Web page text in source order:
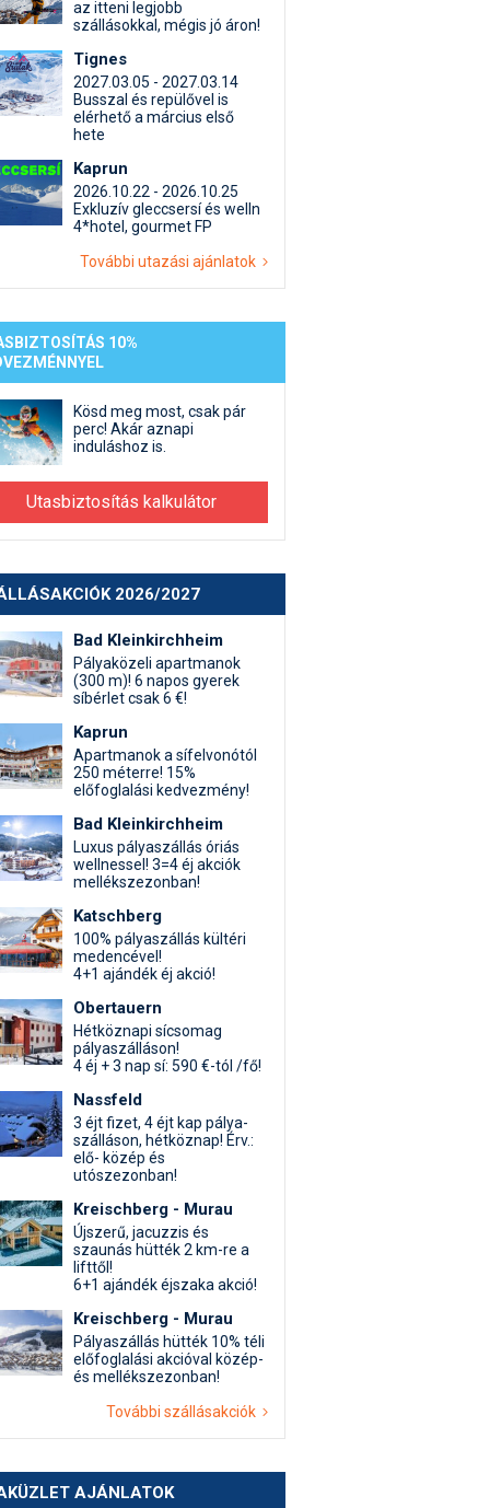
Termékkereső
egyéb síeléshez kapcsolódó téma
kapcsolatos kérdések és válaszok
beszélgetések
az itteni legjobb
szállásokkal, mégis jó áron!
Tignes
2027.03.05 - 2027.03.14
Busszal és repülővel is
elérhető a március első
hete
Kaprun
2026.10.22 - 2026.10.25
Exkluzív gleccsersí és welln
4*hotel, gourmet FP
További utazási ajánlatok
10%
Kösd meg most, csak pár
perc! Akár aznapi
induláshoz is.
Utasbiztosítás kalkulátor
2026/2027
Bad Kleinkirchheim
Pályaközeli apartmanok
(300 m)! 6 napos gyerek
síbérlet csak 6 €!
Kaprun
Apartmanok a sífelvonótól
250 méterre! 15%
előfoglalási kedvezmény!
Bad Kleinkirchheim
Luxus pályaszállás óriás
wellnessel! 3=4 éj akciók
mellékszezonban!
Katschberg
100% pályaszállás kültéri
medencével!
4+1 ajándék éj akció!
Obertauern
Hétköznapi sícsomag
pályaszálláson!
4 éj + 3 nap sí: 590 €-tól /fő!
Nassfeld
3 éjt fizet, 4 éjt kap pálya-
szálláson, hétköznap! Érv.:
elő- közép és
utószezonban!
Kreischberg - Murau
Újszerű, jacuzzis és
szaunás hütték 2 km-re a
lifttől!
6+1 ajándék éjszaka akció!
Kreischberg - Murau
Pályaszállás hütték 10% téli
előfoglalási akcióval közép-
és mellékszezonban!
További szállásakciók
AJÁNLATOK